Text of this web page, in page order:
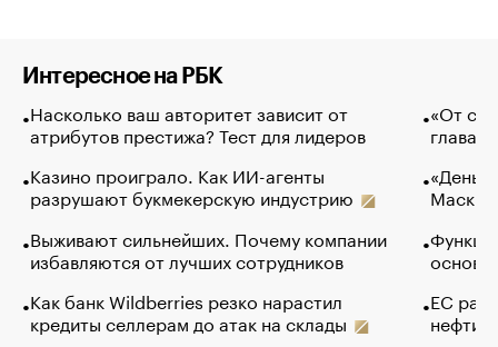
Интересное на РБК
Насколько ваш авторитет зависит от
атрибутов престижа? Тест для лидеров
Казино проиграло. Как ИИ-агенты
разрушают букмекерскую индустрию
Выживают сильнейших. Почему компании
избавляются от лучших сотрудников
Как банк Wildberries резко нарастил
кредиты селлерам до атак на склады
«От
глава
Маск в
основ
ЕС
нефти